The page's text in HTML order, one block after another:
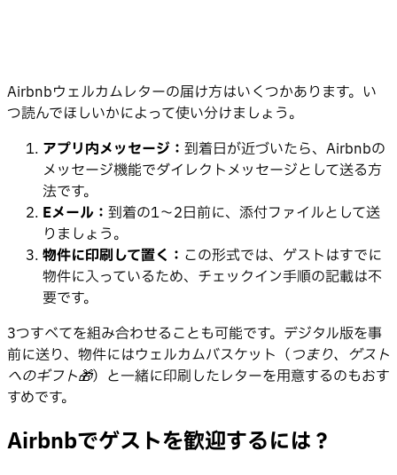
Airbnbウェルカムレターの届け方はいくつかあります。い
つ読んでほしいかによって使い分けましょう。
アプリ内メッセージ： 到着日が近づいたら、Airbnbの
メッセージ機能でダイレクトメッセージとして送る方
法です。
Eメール： 到着の1〜2日前に、添付ファイルとして送
りましょう。
物件に印刷して置く： この形式では、ゲストはすでに
物件に入っているため、チェックイン手順の記載は不
要です。
3つすべてを組み合わせることも可能です。デジタル版を事
前に送り、物件にはウェルカムバスケット（つまり、ゲスト
へのギフト🎁）と一緒に印刷したレターを用意するのもおす
すめです。
Airbnbでゲストを歓迎するには？